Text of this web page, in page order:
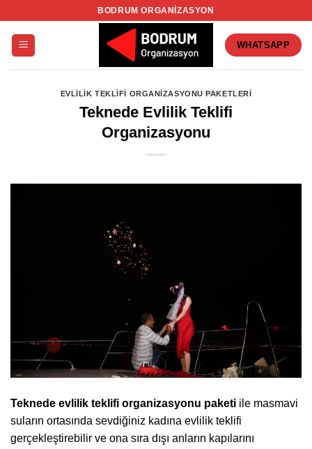
BODRUM ORGANIZASYON
WHATSAPP
EVLILIK TEKLIFI ORGANIZASYONU PAKETLERI
Teknede Evlilik Teklifi
Organizasyonu
Teknede evlilik teklifi organizasyonu paketi ile masmavi
suların ortasında sevdiğiniz kadına evlilik teklifi
gerçekleştirebilir ve ona sıra dışı anların kapılarını